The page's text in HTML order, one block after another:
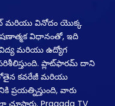
మరియు వినోదం యొక్క
విధానంతో, ఇది
మరియు ఉద్యోగ
ప్లాట్‌ఫారమ్ దాని
లోతైన కవరేజీ మరియు
వారు
Pragada TV